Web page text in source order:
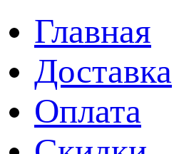
Главная
Доставка
Оплата